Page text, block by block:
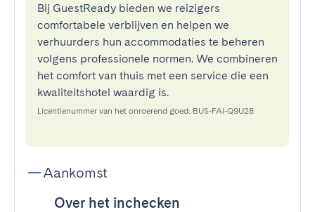
Bij GuestReady bieden we reizigers
comfortabele verblijven en helpen we
verhuurders hun accommodaties te beheren
volgens professionele normen. We combineren
het comfort van thuis met een service die een
kwaliteitshotel waardig is.
Licentienummer van het onroerend goed: BUS-FAI-Q9U28
Aankomst
Over het inchecken